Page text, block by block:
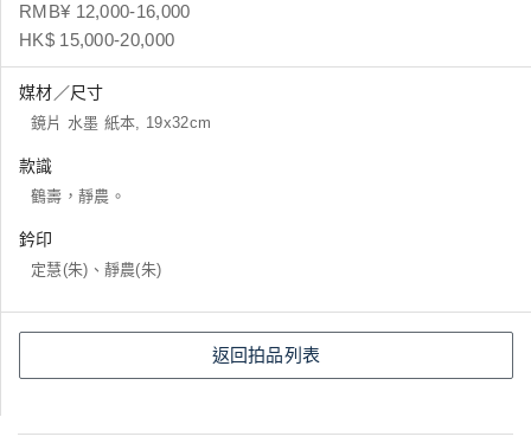
RMB¥ 12,000-16,000
HK$ 15,000-20,000
媒材／尺寸
鏡片 水墨 紙本, 19x32cm
款識
鶴壽，靜農。
鈐印
定慧(朱)、靜農(朱)
返回拍品列表